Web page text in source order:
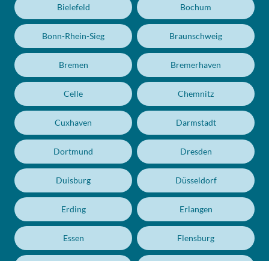
Bielefeld Bochum
Bonn-Rhein-Sieg Braunschweig
Bremen Bremerhaven
Celle Chemnitz
Cuxhaven Darmstadt
Dortmund Dresden
Duisburg Düsseldorf
Erding Erlangen
Essen Flensburg